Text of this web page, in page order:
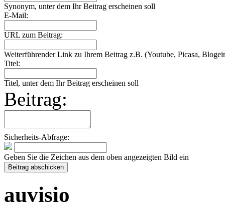
Synonym, unter dem Ihr Beitrag erscheinen soll
E-Mail:
URL zum Beitrag:
Weiterführender Link zu Ihrem Beitrag z.B. (Youtube, Picasa,
Titel:
Titel, unter dem Ihr Beitrag erscheinen soll
Beitrag:
Sicherheits-Abfrage:
Geben Sie die Zeichen aus dem oben angezeigten Bild ein
auvisio